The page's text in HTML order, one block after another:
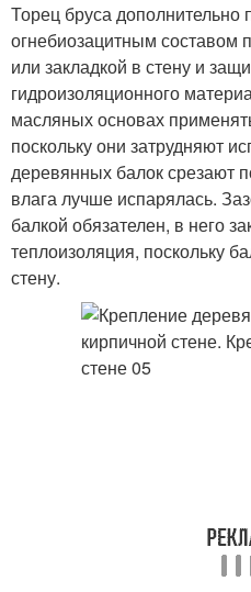
Торец бруса дополнительно
огнебиозацитным составом
или закладкой в стену и
гидроизоляционного
масляных основах
поскольку они затрудняют
деревянных балок срезают
влага лучше испарялась.
балкой обязателен, в него
теплоизоляция, поскольку
стену.